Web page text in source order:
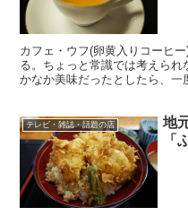
カフェ・ウフ(卵黄入りコーヒ
る。ちょっと常識では考えら
かなか美味だったとしたら、一
テレビ・雑誌・話題の店
地
「